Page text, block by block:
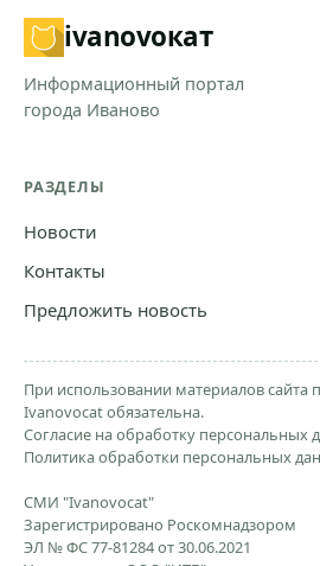
ivanovoкат
Информационный портал
города Иваново
РАЗДЕЛЫ
Новости
Контакты
Предложить новость
При использовании материалов сайта
Ivanovocat обязательна.
Согласие на обработку персональных
Политика обработки персональных
СМИ "Ivanovocat"
Зарегистрировано Роскомнадзором
ЭЛ № ФС 77-81284 от 30.06.2021